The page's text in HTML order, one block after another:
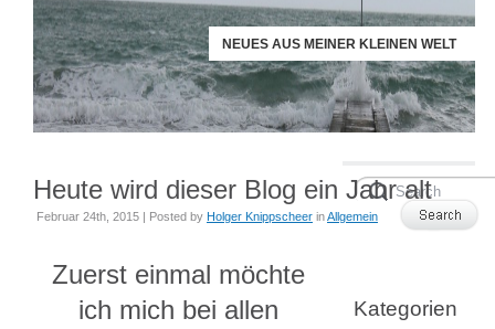
NEUES AUS MEINER KLEINEN WELT
Heute wird dieser Blog ein Jahr alt
Februar 24th, 2015 | Posted by Holger Knippscheer inAllgemein
Zuerst einmal möchte
ich mich bei allen
Kategorien